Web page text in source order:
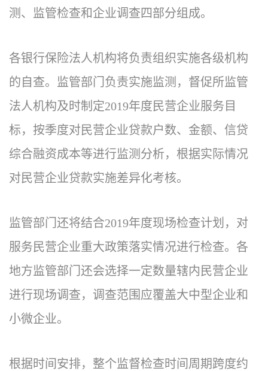
测、监管检查和企业调查四部分组成。
各银行保险法人机构将负责组织实施各级机构
的自查。监管部门负责实施监测，督促所监管
法人机构及时制定2019年度民营企业服务目
标，按季度对民营企业贷款户数、金额、信贷
综合融资成本等进行监测分析，根据实际情况
对民营企业贷款实施差异化考核。
监管部门还将结合2019年度现场检查计划，对
服务民营企业重大政策落实情况进行检查。各
地方监管部门还会选择一定数量辖内民营企业
进行现场调查，调查范围应覆盖大中型企业和
小微企业。
根据时间安排，整个监督检查时间周期跨度约